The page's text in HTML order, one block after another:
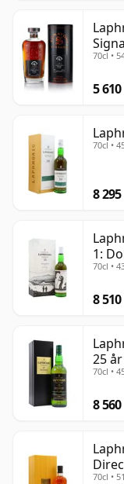
70cl •
5
70cl •
8
1:
70cl •
8
25
70cl •
8
70cl •